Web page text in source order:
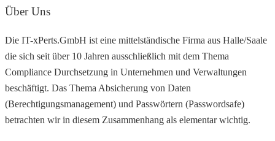
Über Uns
Die IT-xPerts.GmbH ist eine mittelständische Firma aus Halle/Saale
die sich seit über 10 Jahren ausschließlich mit dem Thema
Compliance Durchsetzung in Unternehmen und Verwaltungen
beschäftigt. Das Thema Absicherung von Daten
(Berechtigungsmanagement) und Passwörtern (Passwordsafe)
betrachten wir in diesem Zusammenhang als elementar wichtig.